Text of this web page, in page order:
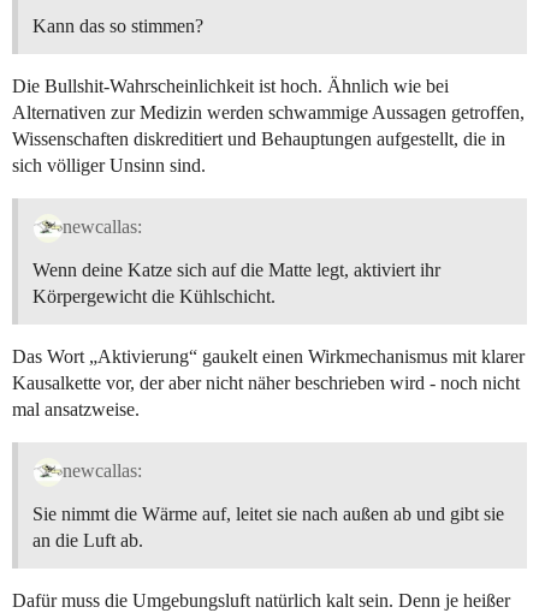
Kann das so stimmen?
Die Bullshit-Wahrscheinlichkeit ist hoch. Ähnlich wie bei
Alternativen zur Medizin werden schwammige Aussagen getroffen,
Wissenschaften diskreditiert und Behauptungen aufgestellt, die in
sich völliger Unsinn sind.
newcallas:
Wenn deine Katze sich auf die Matte legt, aktiviert ihr
Körpergewicht die Kühlschicht.
Das Wort „Aktivierung“ gaukelt einen Wirkmechanismus mit klarer
Kausalkette vor, der aber nicht näher beschrieben wird - noch nicht
mal ansatzweise.
newcallas:
Sie nimmt die Wärme auf, leitet sie nach außen ab und gibt sie
an die Luft ab.
Dafür muss die Umgebungsluft natürlich kalt sein. Denn je heißer